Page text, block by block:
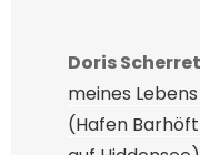
Doris Scherret
meines
(Hafen